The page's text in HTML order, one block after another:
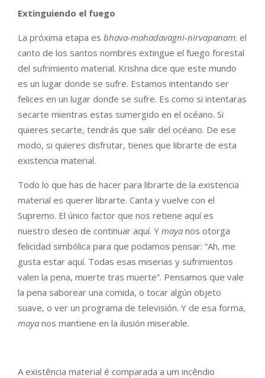
Extinguiendo el fuego
La próxima etapa es bhava-mahadavagni-nirvapanam: el
canto de los santos nombres extingue el fuego forestal
del sufrimiento material. Krishna dice que este mundo
es un lugar donde se sufre. Estamos intentando ser
felices en un lugar donde se sufre. Es como si intentaras
secarte mientras estas sumergido en el océano. Si
quieres secarte, tendrás que salir del océano. De ese
modo, si quieres disfrutar, tienes que librarte de esta
existencia material.
Todo lo que has de hacer para librarte de la existencia
material es querer librarte. Canta y vuelve con el
Supremo. El único factor que nos retiene aquí es
nuestro deseo de continuar aquí. Y maya nos otorga
felicidad simbólica para que podamos pensar: “Ah, me
gusta estar aquí. Todas esas miserias y sufrimientos
valen la pena, muerte tras muerte”. Pensamos que vale
la pena saborear una comida, o tocar algún objeto
suave, o ver un programa de televisión. Y de esa forma,
maya nos mantiene en la ilusión miserable.
A existência material é comparada a um incêndio